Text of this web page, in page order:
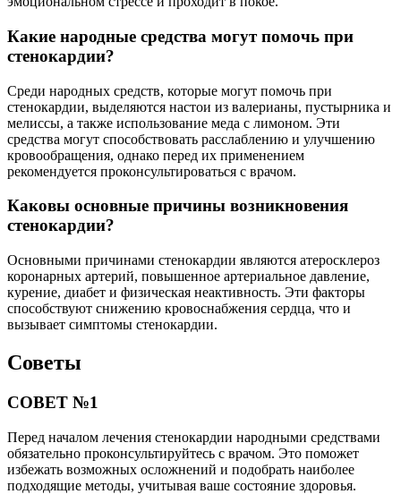
Какие народные средства могут помочь при
стенокардии?
Среди народных средств, которые могут помочь при
стенокардии, выделяются настои из валерианы, пустырника и
мелиссы, а также использование меда с лимоном. Эти
средства могут способствовать расслаблению и улучшению
кровообращения, однако перед их применением
рекомендуется проконсультироваться с врачом.
Каковы основные причины возникновения
стенокардии?
Основными причинами стенокардии являются атеросклероз
коронарных артерий, повышенное артериальное давление,
курение, диабет и физическая неактивность. Эти факторы
способствуют снижению кровоснабжения сердца, что и
вызывает симптомы стенокардии.
Советы
СОВЕТ №1
Перед началом лечения стенокардии народными средствами
обязательно проконсультируйтесь с врачом. Это поможет
избежать возможных осложнений и подобрать наиболее
подходящие методы, учитывая ваше состояние здоровья.